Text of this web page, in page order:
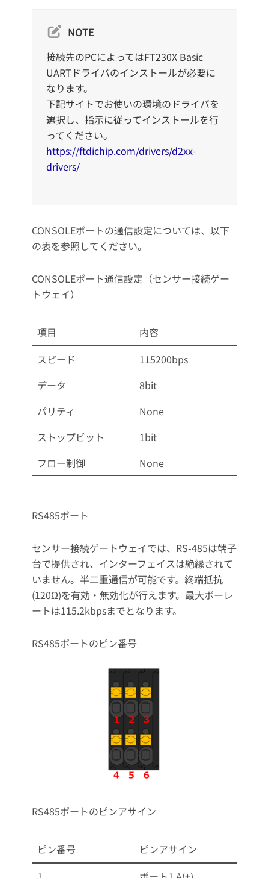
NOTE
接続先のPCによってはFT230X Basic
UARTドライバのインストールが必要に
なります。
下記サイトでお使いの環境のドライバを
選択し、指示に従ってインストールを行
ってください。
https://ftdichip.com/drivers/d2xx-
drivers/
CONSOLEポートの通信設定については、以下
の表を参照してください。
CONSOLEポート通信設定（センサー接続ゲー
トウェイ）
項目
内容
スピード
115200bps
データ
8bit
パリティ
None
ストップビット
1bit
フロー制御
None
RS485ポート
センサー接続ゲートウェイでは、RS-485は端子
台で提供され、インターフェイスは絶縁されて
いません。半二重通信が可能です。終端抵抗
(120Ω)を有効・無効化が行えます。最大ボーレ
ートは115.2kbpsまでとなります。
RS485ポートのピン番号
RS485ポートのピンアサイン
ピン番号
ピンアサイン